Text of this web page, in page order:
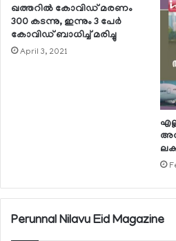
ഖത്തറില്‍ കോവിഡ് മരണം
300 കടന്നു, ഇന്നും 3 പേര്‍
കോവിഡ് ബാധിച്ച് മരിച്ചു
April 3, 2021
Perunnal Nilavu Eid Magazine